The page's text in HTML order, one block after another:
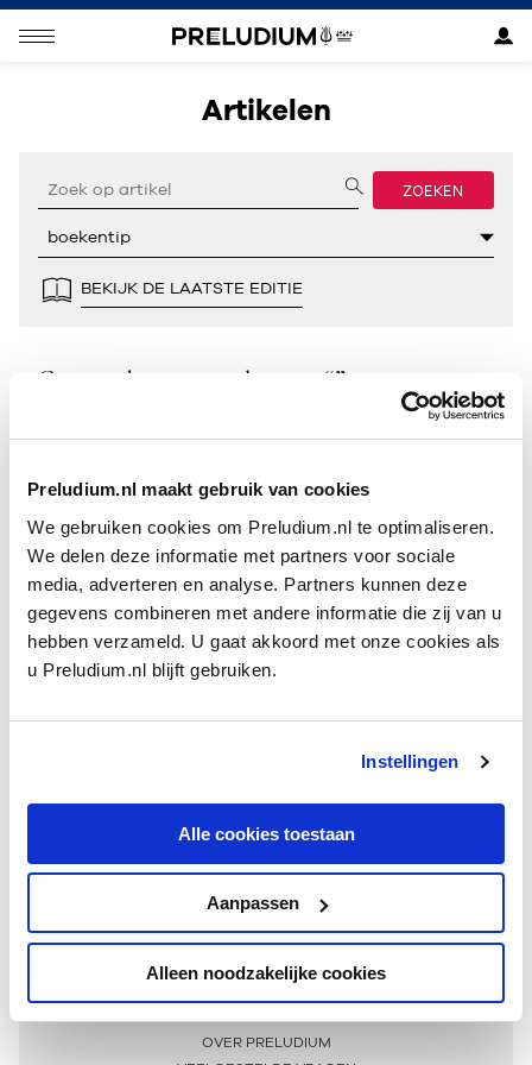
Preludium.nl maakt gebruik van cookies
We gebruiken cookies om Preludium.nl te optimaliseren.
We delen deze informatie met partners voor sociale
media, adverteren en analyse. Partners kunnen deze
gegevens combineren met andere informatie die zij van u
hebben verzameld. U gaat akkoord met onze cookies als
u Preludium.nl blijft gebruiken.
Instellingen
Alle cookies toestaan
Aanpassen
Alleen noodzakelijke cookies
Artikelen
ZOEKEN
BEKIJK DE LAATSTE EDITIE
Geen resultaten gevonden voor “”.
Meer informatie
OVER PRELUDIUM